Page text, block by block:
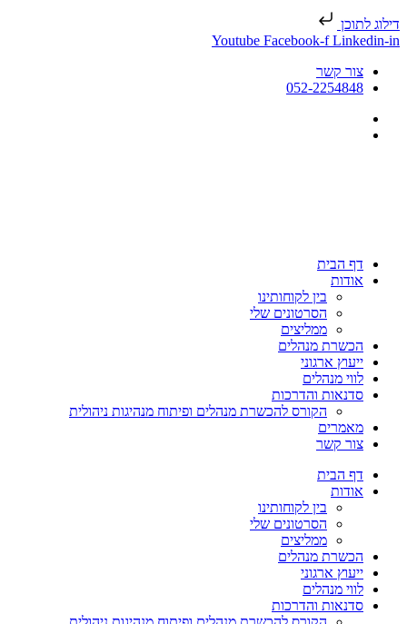
דילוג לתוכן
Youtube Facebook-f Linkedin-in
צור קשר
052-2254848
דף הבית
אודות
בין לקוחותינו
הסרטונים שלי
ממליצים
הכשרת מנהלים
ייעוץ ארגוני
לווי מנהלים
סדנאות והדרכות
הקורס להכשרת מנהלים ופיתוח מנהיגות ניהולית
מאמרים
צור קשר
דף הבית
אודות
בין לקוחותינו
הסרטונים שלי
ממליצים
הכשרת מנהלים
ייעוץ ארגוני
לווי מנהלים
סדנאות והדרכות